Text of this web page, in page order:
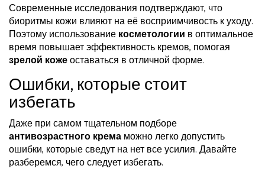
Современные исследования подтверждают, что
биоритмы кожи влияют на её восприимчивость к уходу.
Поэтому использованиекосметологии в оптимальное
время повышает эффективность кремов, помогая
зрелой кожеоставаться в отличной форме.
Ошибки, которые стоит
избегать
Даже при самом тщательном подборе
антивозрастного кремаможно легко допустить
ошибки, которые сведут на нет все усилия. Давайте
разберемся, чего следует избегать.